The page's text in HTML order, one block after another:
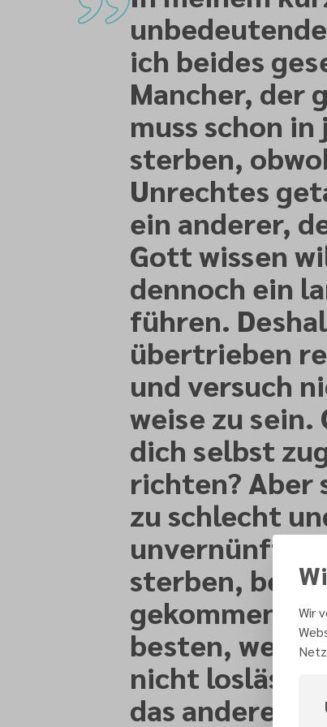
ich beides
Mancher, der
muss schon
sterben,
Unrechtes
ein anderer,
Gott wissen
dennoch ein
führen.
übertrieben
und versuch
weise zu
dich selbst
richten? Aber
zu schlecht
unvernünftig:
sterben,
gekommen
besten, wenn
nicht loslässt
das andere
Wir